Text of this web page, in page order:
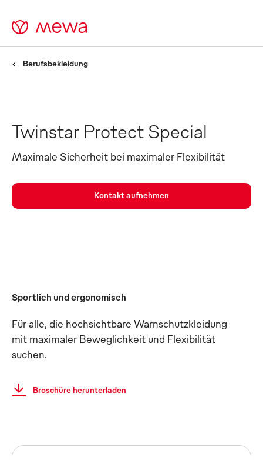
Berufsbekleidung
Twinstar Protect Special
Maximale Sicherheit bei maximaler Flexibilität
Kontakt aufnehmen
Sportlich und ergonomisch
Für alle, die hochsichtbare Warnschutzkleidung
mit maximaler Beweglichkeit und Flexibilität
suchen.
Broschüre herunterladen